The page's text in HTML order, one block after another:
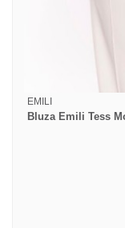
EMILI
Bluza Emili Tess